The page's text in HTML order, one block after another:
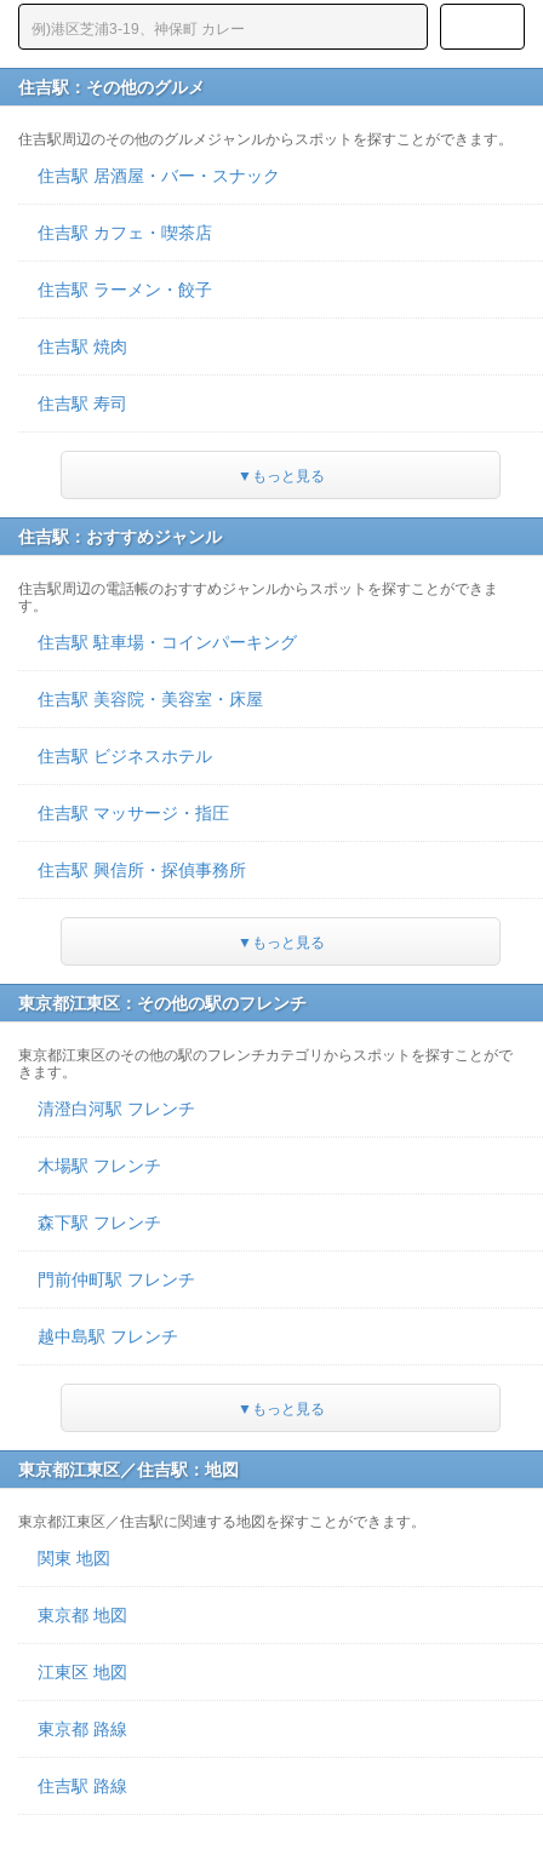
住吉駅：その他のグルメ
住吉駅周辺のその他のグルメジャンルからスポットを探すことができます。
住吉駅 居酒屋・バー・スナック
住吉駅 カフェ・喫茶店
住吉駅 ラーメン・餃子
住吉駅 焼肉
住吉駅 寿司
▼もっと見る
住吉駅：おすすめジャンル
住吉駅周辺の電話帳のおすすめジャンルからスポットを探すことができま
す。
住吉駅 駐車場・コインパーキング
住吉駅 美容院・美容室・床屋
住吉駅 ビジネスホテル
住吉駅 マッサージ・指圧
住吉駅 興信所・探偵事務所
▼もっと見る
東京都江東区：その他の駅のフレンチ
東京都江東区のその他の駅のフレンチカテゴリからスポットを探すことがで
きます。
清澄白河駅 フレンチ
木場駅 フレンチ
森下駅 フレンチ
門前仲町駅 フレンチ
越中島駅 フレンチ
▼もっと見る
東京都江東区／住吉駅：地図
東京都江東区／住吉駅に関連する地図を探すことができます。
関東 地図
東京都 地図
江東区 地図
東京都 路線
住吉駅 路線